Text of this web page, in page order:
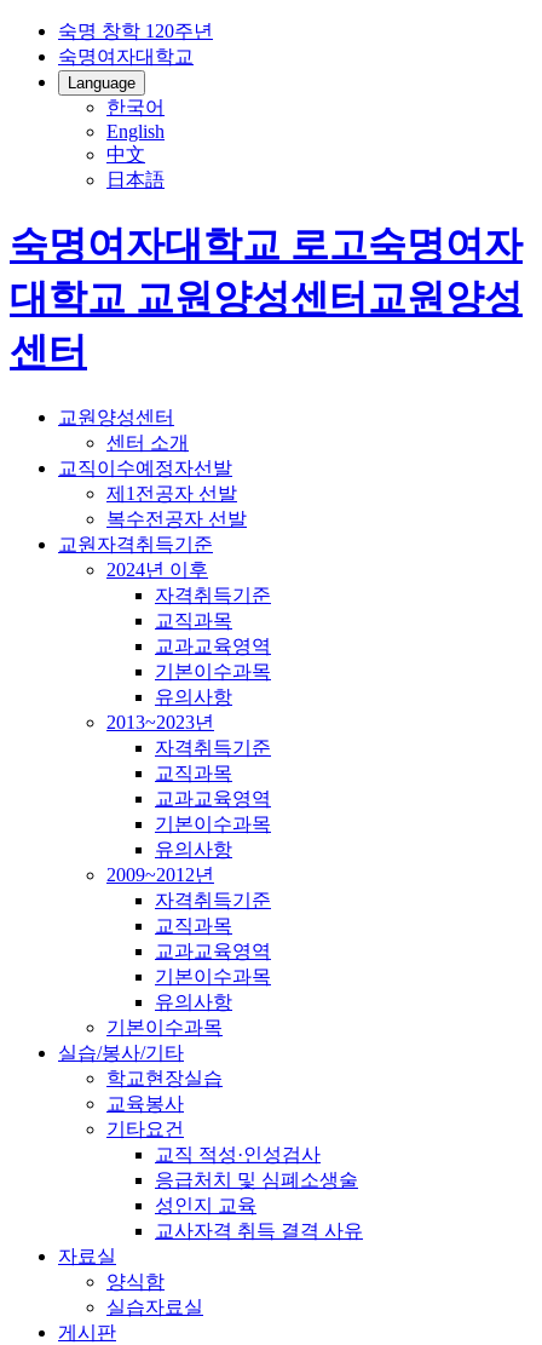
숙명 창학 120주년
숙명여자대학교
Language
한국어
English
中文
日本語
숙명여자대학교 로고숙명여자
대학교 교원양성센터교원양성
센터
교원양성센터
센터 소개
교직이수예정자선발
제1전공자 선발
복수전공자 선발
교원자격취득기준
2024년 이후
자격취득기준
교직과목
교과교육영역
기본이수과목
유의사항
2013~2023년
자격취득기준
교직과목
교과교육영역
기본이수과목
유의사항
2009~2012년
자격취득기준
교직과목
교과교육영역
기본이수과목
유의사항
기본이수과목
실습/봉사/기타
학교현장실습
교육봉사
기타요건
교직 적성·인성검사
응급처치 및 심폐소생술
성인지 교육
교사자격 취득 결격 사유
자료실
양식함
실습자료실
게시판